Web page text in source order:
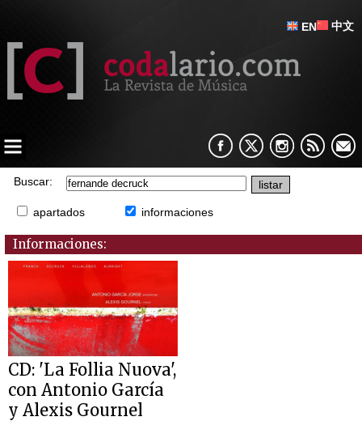
EN 中文
Buscar:
apartados informaciones
Informaciones:
CD: 'La Follia Nuova',
con Antonio García
y Alexis Gournel